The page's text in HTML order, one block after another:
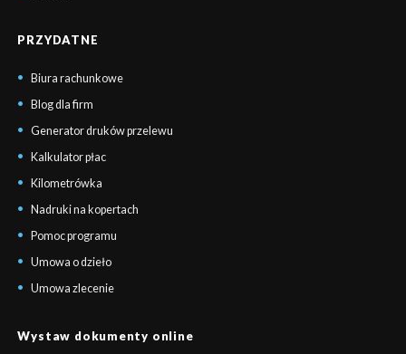
PRZYDATNE
Biura rachunkowe
Blog dla firm
Generator druków przelewu
Kalkulator płac
Kilometrówka
Nadruki na kopertach
Pomoc programu
Umowa o dzieło
Umowa zlecenie
Wystaw dokumenty online